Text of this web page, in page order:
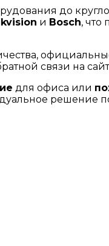
до
и Bosch, что
связи на
для офиса или
решение